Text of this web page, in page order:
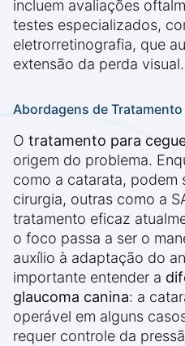
incluem avaliações
testes especializados,
eletrorretinografia, que
extensão da perda visual.
Abordagens de Tratamento
O tratamento para
origem do problema.
como a catarata, podem
cirurgia, outras como a
tratamento eficaz
o foco passa a ser o
auxílio à adaptação do
importante entender a
glaucoma canina: a
operável em alguns
requer controle da